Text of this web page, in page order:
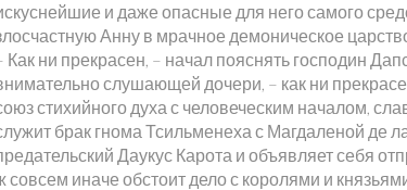
и даже опасные для него самого
Анну в мрачное демоническое
Как ни прекрасен, – начал пояснять господин
слушающей дочери, – как ни
стихийного духа с человеческим началом,
брак гнома Тсильменеха с Магдаленой де
Даукус Карота и объявляет себя
совсем иначе обстоит дело с королями и